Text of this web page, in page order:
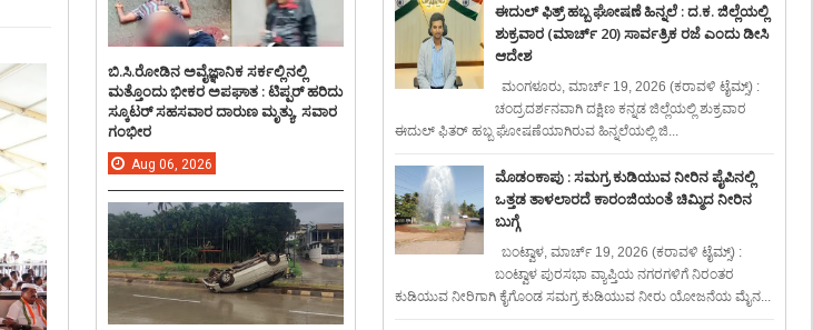
ಈದುಲ್ ಫಿತ್ರ್ ಹಬ್ಬ ಘೋಷಣೆ ಹಿನ್ನಲೆ : ದ.ಕ. ಜಿಲ್ಲೆಯಲ್ಲಿ
ಶುಕ್ರವಾರ (ಮಾರ್ಚ್ 20) ಸಾರ್ವತ್ರಿಕ ರಜೆ ಎಂದು ಡೀಸಿ
ಆದೇಶ
ಮಂಗಳೂರು, ಮಾರ್ಚ್ 19, 2026 (ಕರಾವಳಿ ಟೈಮ್ಸ್) :
ಚಂದ್ರದರ್ಶನವಾಗಿ ದಕ್ಷಿಣ ಕನ್ನಡ ಜಿಲ್ಲೆಯಲ್ಲಿ ಶುಕ್ರವಾರ
ಈದುಲ್ ಫಿತರ್ ಹಬ್ಬ ಘೋಷಣೆಯಾಗಿರುವ ಹಿನ್ನಲೆಯಲ್ಲಿ ಜಿ...
ಮೊಡಂಕಾಪು : ಸಮಗ್ರ ಕುಡಿಯುವ ನೀರಿನ ಪೈಪಿನಲ್ಲಿ
ಒತ್ತಡ ತಾಳಲಾರದೆ ಕಾರಂಜಿಯಂತೆ ಚಿಮ್ಮಿದ ನೀರಿನ
ಬುಗ್ಗೆ
ಬಂಟ್ವಾಳ, ಮಾರ್ಚ್ 19, 2026 (ಕರಾವಳಿ ಟೈಮ್ಸ್) :
ಬಂಟ್ವಾಳ ಪುರಸಭಾ ವ್ಯಾಪ್ತಿಯ ನಗರಗಳಿಗೆ ನಿರಂತರ
ಕುಡಿಯುವ ನೀರಿಗಾಗಿ ಕೈಗೊಂಡ ಸಮಗ್ರ ಕುಡಿಯುವ ನೀರು ಯೋಜನೆಯ ಮೈನ...
ಬಿ.ಸಿ.ರೋಡಿನ ಅವೈಜ್ಞಾನಿಕ ಸರ್ಕಲ್ಲಿನಲ್ಲಿ
ಮತ್ತೊಂದು ಭೀಕರ ಅಪಘಾತ : ಟಿಪ್ಪರ್ ಹರಿದು
ಸ್ಕೂಟರ್ ಸಹಸವಾರ ದಾರುಣ ಮೃತ್ಯು, ಸವಾರ
ಗಂಭೀರ
Aug 06, 2026